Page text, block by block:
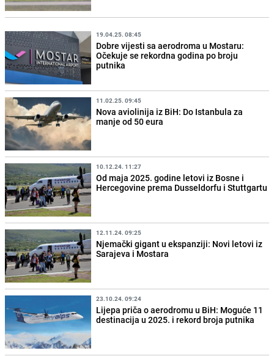
19.04.25. 08:45
Dobre vijesti sa aerodroma u Mostaru:
Očekuje se rekordna godina po broju
putnika
11.02.25. 09:45
Nova aviolinija iz BiH: Do Istanbula za
manje od 50 eura
10.12.24. 11:27
Od maja 2025. godine letovi iz Bosne i
Hercegovine prema Dusseldorfu i Stuttgartu
12.11.24. 09:25
Njemački gigant u ekspanziji: Novi letovi iz
Sarajeva i Mostara
23.10.24. 09:24
Lijepa priča o aerodromu u BiH: Moguće 11
destinacija u 2025. i rekord broja putnika